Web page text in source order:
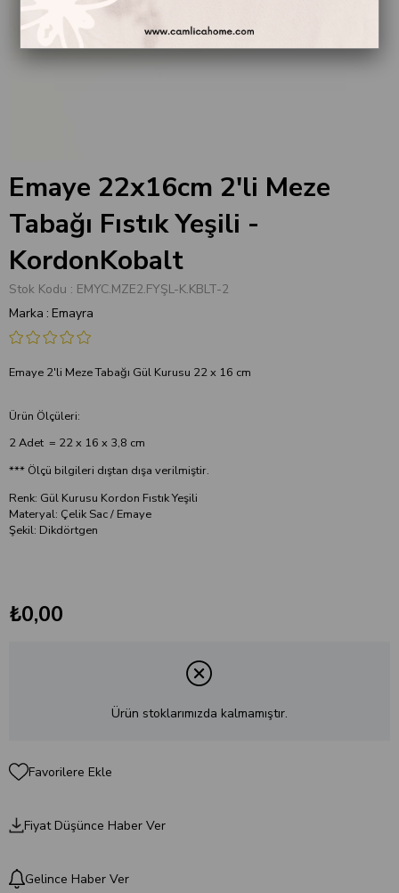
Emaye 22x16cm 2'li Meze
Tabağı Fıstık Yeşili -
KordonKobalt
Stok Kodu
EMYC.MZE2.FYŞL-K.KBLT-2
Marka : Emayra
Emaye 2'li Meze Tabağı Gül Kurusu 22 x 16 cm
Ürün Ölçüleri:
2 Adet = 22 x 16 x 3,8 cm
*** Ölçü bilgileri dıştan dışa verilmiştir.
Renk: Gül Kurusu Kordon Fıstık Yeşili
Materyal: Çelik Sac / Emaye
Şekil: Dikdörtgen
₺0,00
Ürün stoklarımızda kalmamıştır.
Favorilere Ekle
Fiyat Düşünce Haber Ver
Gelince Haber Ver